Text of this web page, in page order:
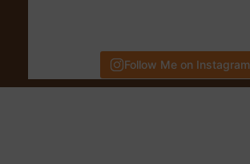
Follow Me on Instagram